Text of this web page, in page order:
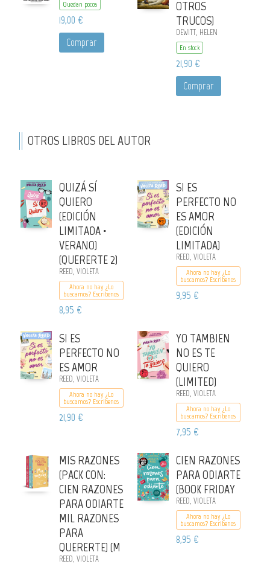
Quedan pocos
19,00 €
Comprar
OTROS
TRUCOS)
DEWITT, HELEN
En stock
21,90 €
Comprar
OTROS LIBROS DEL AUTOR
QUIZÁ SÍ
QUIERO
(EDICIÓN
LIMITADA ·
VERANO)
(QUERERTE 2)
REED, VIOLETA
Ahora no hay ¿Lo
buscamos? Escribenos
8,95 €
SI ES
PERFECTO NO
ES AMOR
(EDICIÓN
LIMITADA)
REED, VIOLETA
Ahora no hay ¿Lo
buscamos? Escribenos
9,95 €
SI ES
PERFECTO NO
ES AMOR
REED, VIOLETA
Ahora no hay ¿Lo
buscamos? Escribenos
21,90 €
YO TAMBIEN
NO ES TE
QUIERO
(LIMITED)
REED, VIOLETA
Ahora no hay ¿Lo
buscamos? Escribenos
7,95 €
MIS RAZONES
(PACK CON:
CIEN RAZONES
PARA ODIARTE
MIL RAZONES
PARA
QUERERTE) (M
REED, VIOLETA
CIEN RAZONES
PARA ODIARTE
(BOOK FRIDAY
REED, VIOLETA
Ahora no hay ¿Lo
buscamos? Escribenos
8,95 €